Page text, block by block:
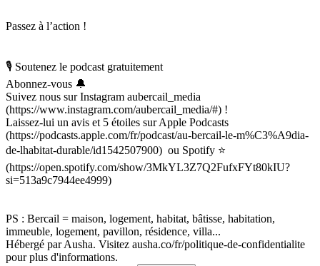
Passez à l’action !
🎙 Soutenez le podcast gratuitement
Abonnez-vous 🔔
Suivez nous sur Instagram aubercail_media
(https://www.instagram.com/aubercail_media/#) !
Laissez-lui un avis et 5 étoiles sur Apple Podcasts
(https://podcasts.apple.com/fr/podcast/au-bercail-le-m%C3%A9dia-
de-lhabitat-durable/id1542507900) ou Spotify ⭐️
(https://open.spotify.com/show/3MkYL3Z7Q2FufxFYt80kIU?
si=513a9c7944ee4999)
PS : Bercail = maison, logement, habitat, bâtisse, habitation,
immeuble, logement, pavillon, résidence, villa...
Hébergé par Ausha. Visitez ausha.co/fr/politique-de-confidentialite
pour plus d'informations.